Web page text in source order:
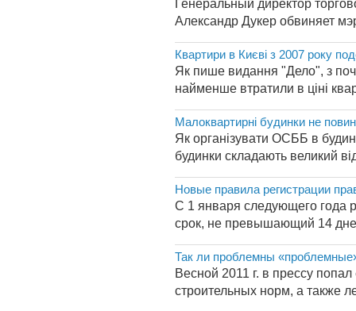
Генеральный директор
Александр Дукер обвиняет
Квартири в Києві з 2007 року
Як пише видання "Дело", з
найменше втратили в ціні
Малоквартирні будинки не
Як організувати ОСББ в
будинки складають великий
Новые правила регистрации
С 1 января следующего года
срок, не превышающий 14
Так ли проблемны
Весной 2011 г. в прессу
строительных норм, а также